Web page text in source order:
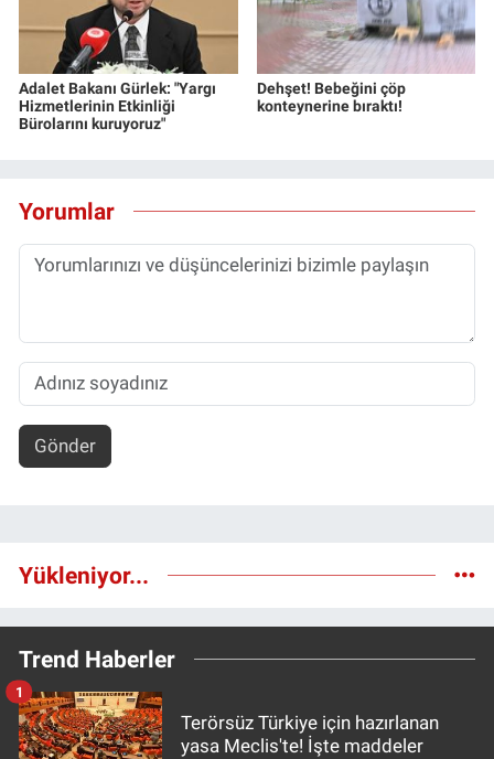
Adalet Bakanı Gürlek: "Yargı
Hizmetlerinin Etkinliği
Bürolarını kuruyoruz"
Dehşet! Bebeğini çöp
konteynerine bıraktı!
Yorumlar
Gönder
Yükleniyor...
Trend Haberler
Terörsüz Türkiye için hazırlanan
yasa Meclis'te! İşte maddeler
1